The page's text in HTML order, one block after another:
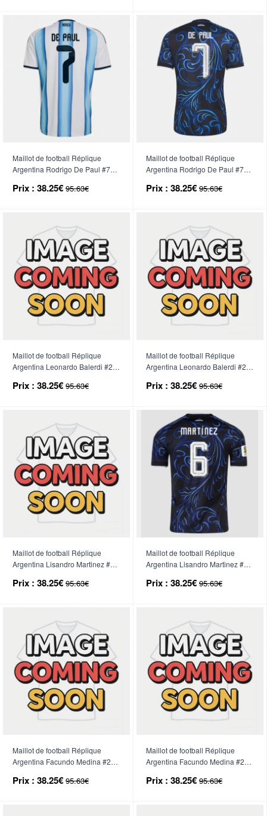
Maillot de football Réplique
Argentina Rodrigo De Paul #7
Courte
Prix : 38.25€ 95.63€
Maillot de football Réplique
Argentina Rodrigo De Paul #7
Courte
Prix : 38.25€ 95.63€
Maillot de football Réplique
Argentina Leonardo Balerdi #2
Courte
Prix : 38.25€ 95.63€
Maillot de football Réplique
Argentina Leonardo Balerdi #2
Courte
Prix : 38.25€ 95.63€
Maillot de football Réplique
Argentina Lisandro Martinez #6
Courte
Prix : 38.25€ 95.63€
Maillot de football Réplique
Argentina Lisandro Martinez #6
Courte
Prix : 38.25€ 95.63€
Maillot de football Réplique
Argentina Facundo Medina #25
Courte
Prix : 38.25€ 95.63€
Maillot de football Réplique
Argentina Facundo Medina #25
Courte
Prix : 38.25€ 95.63€